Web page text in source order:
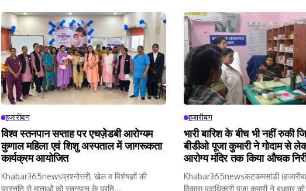
हजारीबाग
विश्व स्तनपान सप्ताह पर एचज़ेडबी आरोग्यम
कुणाल महिला एवं शिशु अस्पताल में जागरूकता
कार्यक्रम आयोजित
Khabar365newsप्रश्नोत्तरी, खेल व विशेषज्ञों की
प्रस्तुति से माताओं को स्तनपान के प्रति...
हजारीबाग
भारी बारिश के बीच भी नहीं रुकी
बीडीओ पूजा कुमारी ने गोदाम से
आरोग्य मंदिर तक किया औचक
Khabar365newsकटकमसांडी
विकास पदाधिकारी पूजा कुमारी ने बुधवार